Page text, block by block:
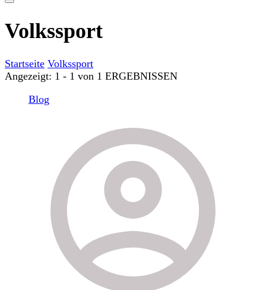
Volkssport
Startseite Volkssport
Angezeigt: 1 - 1 von 1 ERGEBNISSEN
Blog